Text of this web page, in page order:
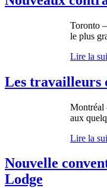
Toronto
le plus
Lire la
Les travailleurs
Montréal
aux
Lire la
Nouvelle
Lodge